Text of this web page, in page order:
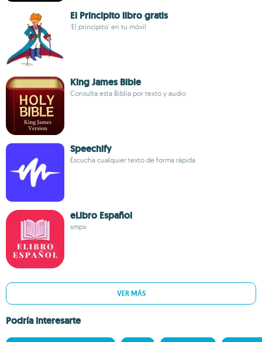
El Principito libro gratis
'El principito' en tu móvil
King James Bible
Consulta esta Biblia por texto y audio
Speechify
Escucha cualquier texto de forma rápida
eLibro Español
smpx
VER MÁS
Podría interesarte